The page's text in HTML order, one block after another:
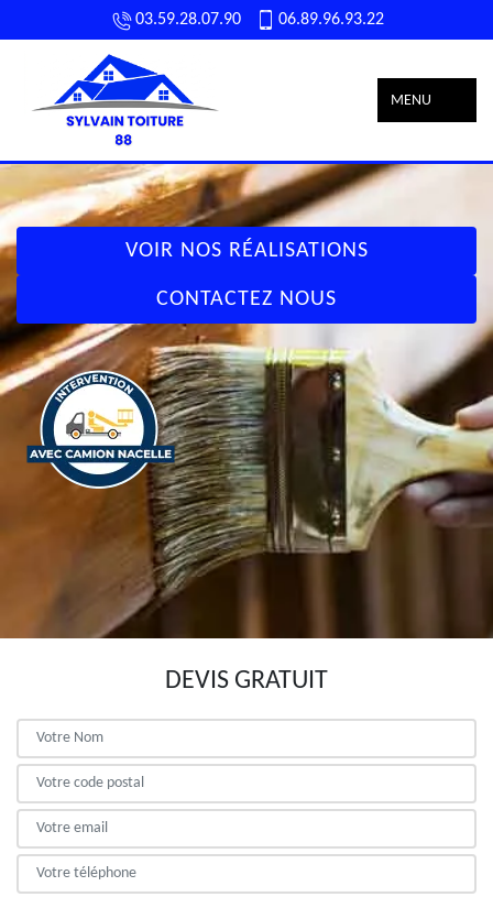
03.59.28.07.90 06.89.96.93.22
MENU
VOIR NOS RÉALISATIONS
CONTACTEZ NOUS
DEVIS GRATUIT